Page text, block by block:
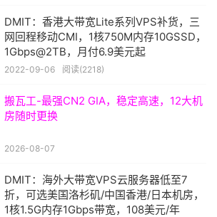
DMIT：香港大带宽Lite系列VPS补货，三
网回程移动CMI，1核750M内存10GSSD，
1Gbps@2TB，月付6.9美元起
2022-09-06 阅读(2218)
搬瓦工-最强CN2 GIA，稳定高速，12大机
房随时更换
2026-08-07
DMIT：海外大带宽VPS云服务器低至7
折，可选美国洛杉矶/中国香港/日本机房，
1核1.5G内存1Gbps带宽，108美元/年